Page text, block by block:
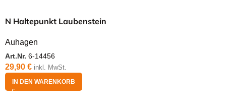
N Haltepunkt Laubenstein
Auhagen
Art.Nr. 6-14456
29,90 € inkl. MwSt.
IN DEN WARENKORB